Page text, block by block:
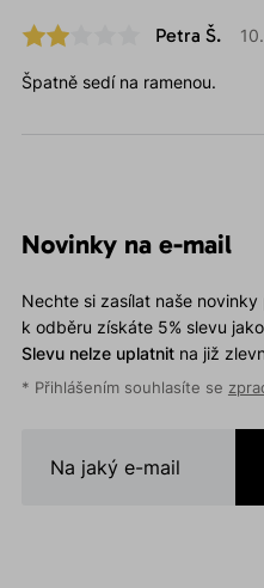
Petra Š.
Špatně sedí na ramenou.
Novinky na e-mail
Nechte si zasílat naše
k odběru získáte 5% slevu
Slevu nelze uplatnitna již
* Přihlášením souhlasíte se